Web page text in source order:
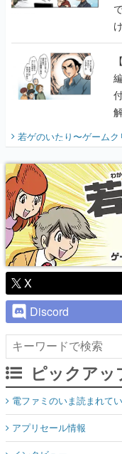
若ゲのいたり〜ゲーム
X
Discord
ピックアッ
電ファミのいま読まれて
アプリセール情報